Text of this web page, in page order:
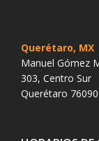
Querétaro, MX
Manuel Gómez
303, Centro Sur
Querétaro 76090.